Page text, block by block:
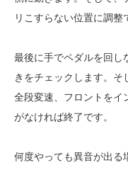
リこすらない位置に調整
最後に手でペダルを回し
きをチェックします。
全段変速、フロントをイ
がなければ終了です。
何度やっても異音が出る